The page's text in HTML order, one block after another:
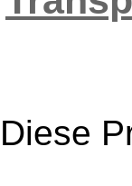
Diese